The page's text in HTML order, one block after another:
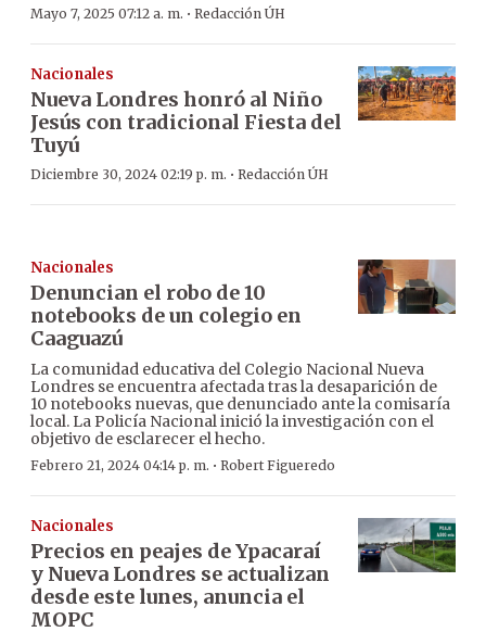
Mayo 7, 2025 07:12 a. m. · Redacción ÚH
Nacionales
Nueva Londres honró al Niño
Jesús con tradicional Fiesta del
Tuyú
Diciembre 30, 2024 02:19 p. m. · Redacción ÚH
Nacionales
Denuncian el robo de 10
notebooks de un colegio en
Caaguazú
La comunidad educativa del Colegio Nacional Nueva
Londres se encuentra afectada tras la desaparición de
10 notebooks nuevas, que denunciado ante la comisaría
local. La Policía Nacional inició la investigación con el
objetivo de esclarecer el hecho.
Febrero 21, 2024 04:14 p. m. · Robert Figueredo
Nacionales
Precios en peajes de Ypacaraí
y Nueva Londres se actualizan
desde este lunes, anuncia el
MOPC